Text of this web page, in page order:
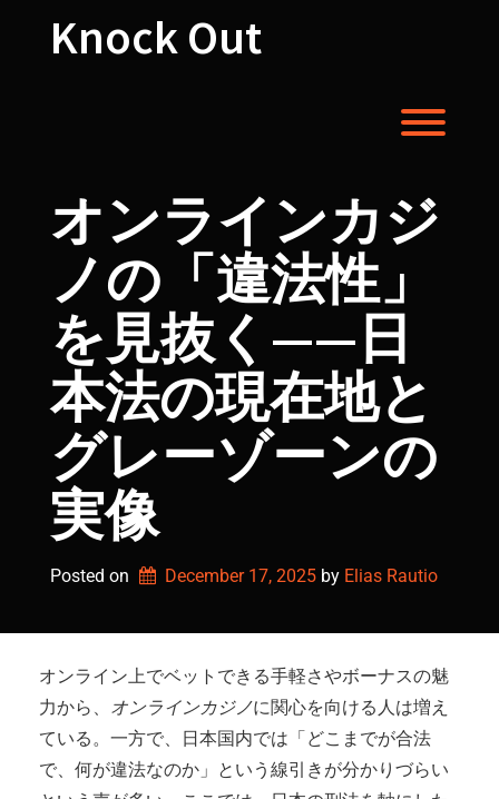
Knock Out
オンラインカジ
ノの「違法性」
を見抜く——日
本法の現在地と
グレーゾーンの
実像
Posted on December 17, 2025 by Elias Rautio
オンライン上でベットできる手軽さやボーナスの魅
力から、 オンラインカジノに関心を向ける人は増え
ている。一方で、日本国内では「どこまでが合法
で、何が違法なのか」という線引きが分かりづらい